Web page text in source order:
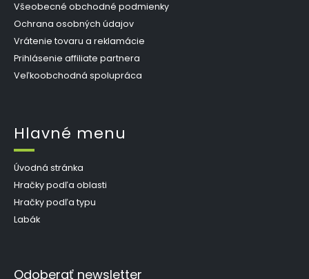
Všeobecné obchodné podmienky
Ochrana osobných údajov
Vrátenie tovaru a reklamácie
Prihlásenie affiliate partnera
Veľkoobchodná spolupráca
Hlavné menu
Úvodná stránka
Hračky podľa oblasti
Hračky podľa typu
Labák
Odoberať newsletter